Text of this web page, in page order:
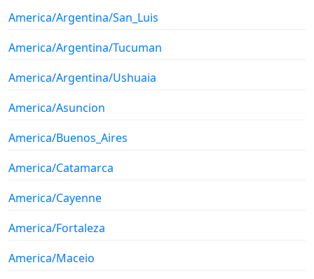
America/Argentina/San_Luis
America/Argentina/Tucuman
America/Argentina/Ushuaia
America/Asuncion
America/Buenos_Aires
America/Catamarca
America/Cayenne
America/Fortaleza
America/Maceio